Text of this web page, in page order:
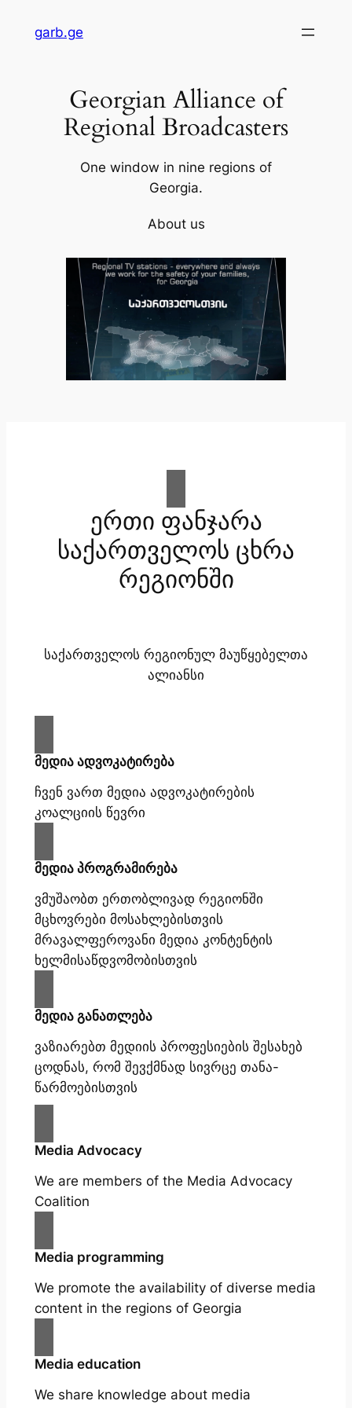
garb.ge
Georgian Alliance of
Regional Broadcasters
One window in nine regions of
Georgia.
About us
ერთი ფანჯარა
საქართველოს ცხრა
რეგიონში
საქართველოს რეგიონულ მაუწყებელთა
ალიანსი
მედია ადვოკატირება
ჩვენ ვართ მედია ადვოკატირების
კოალციის წევრი
მედია პროგრამირება
ვმუშაობთ ერთობლივად რეგიონში
მცხოვრები მოსახლებისთვის
მრავალფეროვანი მედია კონტენტის
ხელმისაწდვომობისთვის
მედია განათლება
ვაზიარებთ მედიის პროფესიების შესახებ
ცოდნას, რომ შევქმნად სივრცე თანა-
წარმოებისთვის
Media Advocacy
We are members of the Media Advocacy
Coalition
Media programming
We promote the availability of diverse media
content in the regions of Georgia
Media education
We share knowledge about media